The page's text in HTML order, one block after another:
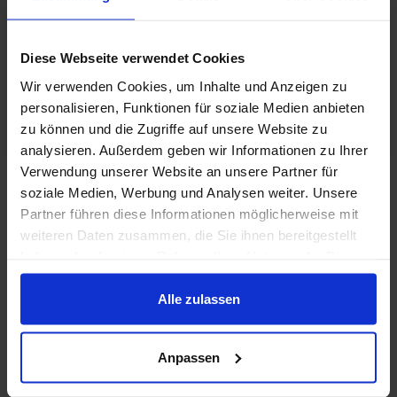
Diese Webseite verwendet Cookies
Wir verwenden Cookies, um Inhalte und Anzeigen zu
personalisieren, Funktionen für soziale Medien anbieten
zu können und die Zugriffe auf unsere Website zu
analysieren. Außerdem geben wir Informationen zu Ihrer
Verwendung unserer Website an unsere Partner für
soziale Medien, Werbung und Analysen weiter. Unsere
Partner führen diese Informationen möglicherweise mit
weiteren Daten zusammen, die Sie ihnen bereitgestellt
gesammelt haben.
Alle zulassen
Anpassen